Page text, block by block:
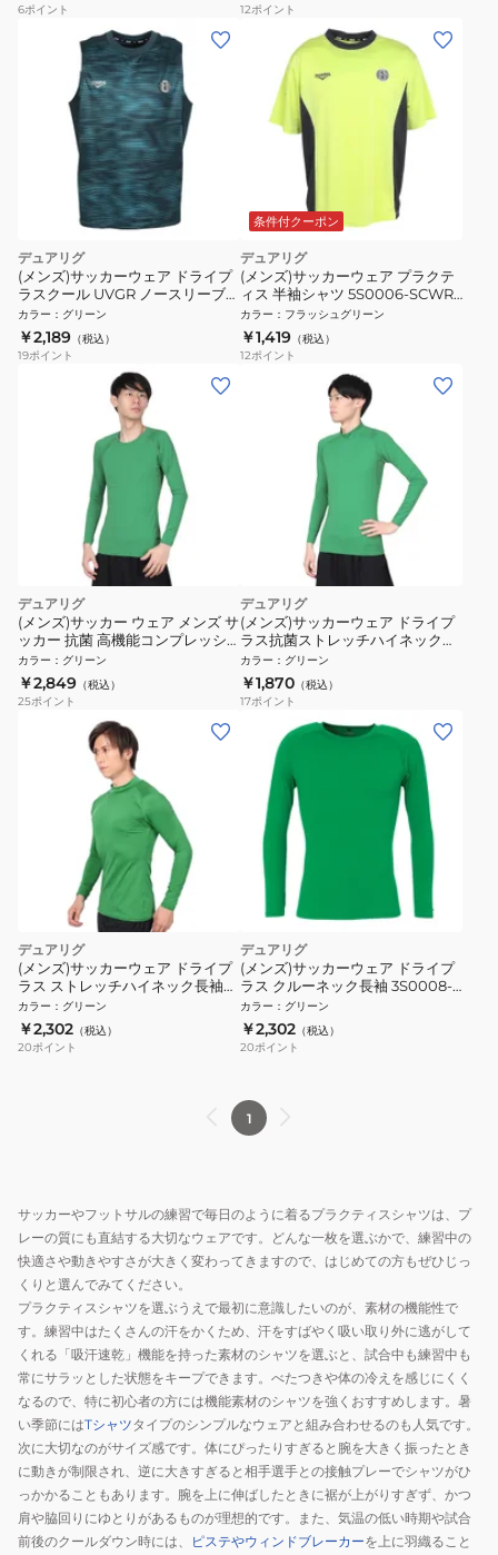
6ポイント 12ポイント
デュアリグ
(メンズ)サッカーウェア ドライプ
ラスクール UVGR ノースリーブ
6S0007-SCWR-741SD GRN
カラー ： グリーン
￥2,189 （税込）
19ポイント
条件付クーポン
デュアリグ
(メンズ)サッカーウェア プラクテ
ィス 半袖シャツ 5S0006-SCWR-
741HD YGRN
カラー ： フラッシュグリーン
￥1,419 （税込）
12ポイント
デュアリグ
(メンズ)サッカー ウェア メンズ サ
ッカー 抗菌 高機能コンプレッシ
ョンインナー 丸首 吸汗速乾 防臭
741D1ES5709 GRN 速乾
カラー ： グリーン
￥2,849 （税込）
25ポイント
デュアリグ
(メンズ)サッカーウェア ドライプ
ラス抗菌ストレッチハイネック長
袖シャツ 741D1ES5708 GRN 速
乾
カラー ： グリーン
￥1,870 （税込）
17ポイント
デュアリグ
(メンズ)サッカーウェア ドライプ
ラス ストレッチハイネック長袖
3S0002-SCWR-741ES GRN 速乾
カラー ： グリーン
￥2,302 （税込）
20ポイント
デュアリグ
(メンズ)サッカーウェア ドライプ
ラス クルーネック長袖 3S0008-
SCWR-741ES GRN
カラー ： グリーン
￥2,302 （税込）
20ポイント
1
サッカーやフットサルの練習で毎日のように着るプラクティスシャツは、プ
レーの質にも直結する大切なウェアです。どんな一枚を選ぶかで、練習中の
快適さや動きやすさが大きく変わってきますので、はじめての方もぜひじっ
くりと選んでみてください。
プラクティスシャツを選ぶうえで最初に意識したいのが、素材の機能性で
す。練習中はたくさんの汗をかくため、汗をすばやく吸い取り外に逃がして
くれる「吸汗速乾」機能を持った素材のシャツを選ぶと、試合中も練習中も
常にサラッとした状態をキープできます。べたつきや体の冷えを感じにくく
なるので、特に初心者の方には機能素材のシャツを強くおすすめします。暑
い季節にはTシャツタイプのシンプルなウェアと組み合わせるのも人気です。
次に大切なのがサイズ感です。体にぴったりすぎると腕を大きく振ったとき
に動きが制限され、逆に大きすぎると相手選手との接触プレーでシャツがひ
っかかることもあります。腕を上に伸ばしたときに裾が上がりすぎず、かつ
肩や脇回りにゆとりがあるものが理想的です。また、気温の低い時期や試合
前後のクールダウン時には、
ピステやウィンドブレーカーを上に羽織ること